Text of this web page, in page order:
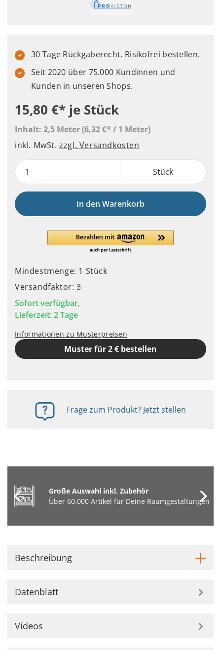
30 Tage Rückgaberecht. Risikofrei bestellen.
Seit 2020 über 75.000 Kundinnen und
Kunden in unseren Shops.
15,80 €* je Stück
Inhalt: 2,5 Meter(6,32 €* / 1 Meter)
inkl. MwSt.zzgl. Versandkosten
Stück
In den Warenkorb
Mindestmenge: 1 Stück
Versandfaktor: 3
Sofort verfügbar,
Lieferzeit: 2 Tage
Informationen zu Musterpreisen
Muster für 2 € bestellen
Frage zum Produkt? Jetzt stellen
Große Auswahl inkl. Zubehör
Über 60.000 Artikel für Deine Raumgestaltungen
Beschreibung
Datenblatt
Videos